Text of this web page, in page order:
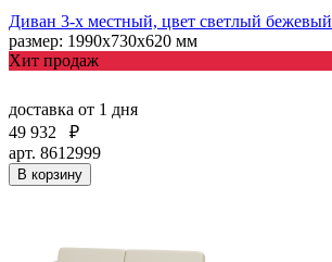
Диван 3-х местный, цвет светлый бежевый
размер: 1990х730х620 мм
Хит продаж
доставка от 1 дня
49 932
₽
арт. 8612999
В корзину